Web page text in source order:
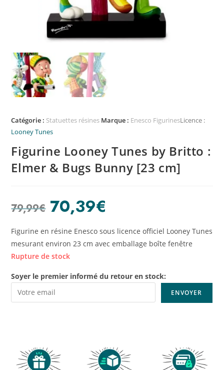
Catégorie : Statuettes résines Marque : Enesco FigurinesLicence :
Looney Tunes
Figurine Looney Tunes by Britto :
Elmer & Bugs Bunny [23 cm]
79,99€ 70,39€
Figurine en résine Enesco sous licence officiel Looney Tunes
mesurant environ 23 cm avec emballage boîte fenêtre
Rupture de stock
Soyer le premier informé du retour en stock: